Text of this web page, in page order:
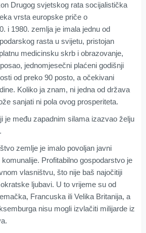
Drugog svjetskog rata socijalistička
vrsta europske priče o
i 1980. zemlja je imala jednu od
rasta u svijetu, pristojan
medicinsku skrb i obrazovanje,
jednomjesečni plaćeni godišnji
od preko 90 posto, a očekivani
Koliko ja znam, ni jedna od država
sanjati ni pola ovog prosperiteta.
je među zapadnim silama izazvao želju
zemlje je imalo povoljan javni
Profitabilno gospodarstvo je
vlasništvu, što nije baš najočitiji
ljubavi. U to vrijeme su od
Francuska ili Velika Britanija, a
nisu mogli izvlačiti milijarde iz